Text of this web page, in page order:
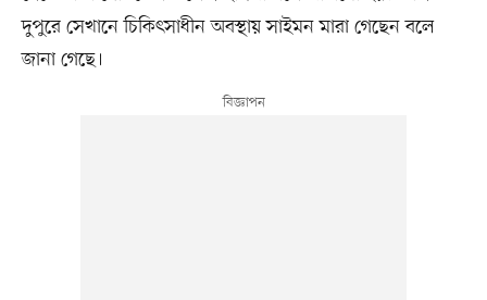
দুপুরে সেখানে চিকিৎসাধীন অবস্থায় সাইমন মারা গেছেন বলে
জানা গেছে।